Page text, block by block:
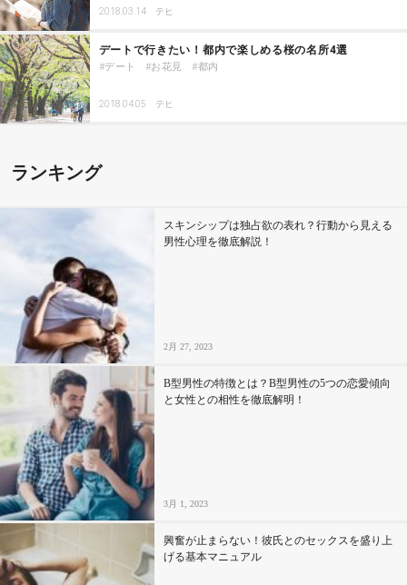
2018.03.14 テヒ
デートで行きたい！都内で楽しめる桜の名所4選
デート お花見 都内
2018.04.05 テヒ
ランキング
スキンシップは独占欲の表れ？行動から見える
男性心理を徹底解説！
2月 27, 2023
B型男性の特徴とは？B型男性の5つの恋愛傾向
と女性との相性を徹底解明！
3月 1, 2023
興奮が止まらない！彼氏とのセックスを盛り上
げる基本マニュアル